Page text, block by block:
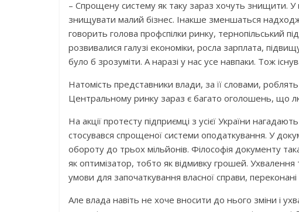
– Спрощену систему як таку зараз хочуть знищити. У
знищувати малий бізнес. Інакше зменшаться
говорить голова профспілки ринку, тернопільcький
розвивалися галузі економіки, росла зарплата,
було б зрозуміти. А наразі у нас усе навпаки. Тож
Натомість представники влади, за її словами,
Центральному ринку зараз є багато оголошень, що
На акції протесту підприємці з усієї України
стосувався спрощеної системи оподаткування. У
обороту до трьох мільйонів. Філософія документу
як оптимізатор, тобто як відмивку грошей.
умови для започаткування власної справи, переконані
Але влада навіть не хоче вносити до нього зміни і